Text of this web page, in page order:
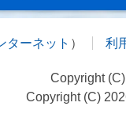
ターネット ） 利
Copyright
Copyright (C)